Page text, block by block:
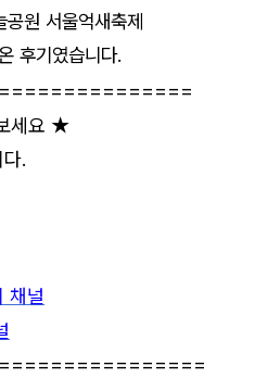
공원 서울억새축제
후기였습니다.
세요 ★
.
채널